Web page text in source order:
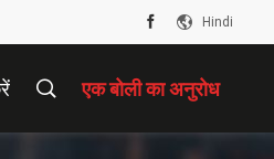
Hindi
एक बोली का अनुरोध